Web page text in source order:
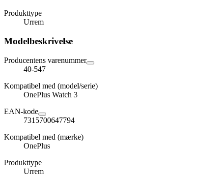
Produkttype
Urrem
Modelbeskrivelse
Producentens varenummer
40-547
Kompatibel med (model/serie)
OnePlus Watch 3
EAN-kode
7315700647794
Kompatibel med (mærke)
OnePlus
Produkttype
Urrem